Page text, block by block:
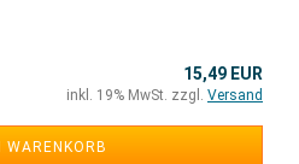
15,49 EUR
inkl. 19% MwSt. zzgl. Versand
WARENKORB